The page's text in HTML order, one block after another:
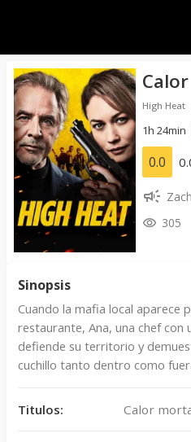
High Heat
1h 24min
0.0
305
Sinopsis
Cuando la mafia local aparece
restaurante, Ana, una chef con
defiende su territorio y
cuchillo tanto dentro como
Titulos: Calor